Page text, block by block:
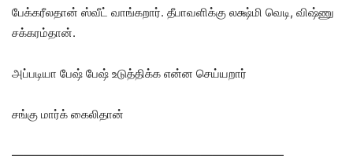
பேக்கரீலதான் ஸ்வீட் வாங்கறார். தீபாவளிக்கு லக்ஷ்மி வெடி, விஷ்ணு
சக்கரம்தான்.
அப்படியா பேஷ் பேஷ் உடுத்திக்க என்ன செய்யறார்
சங்கு மார்க் கைலிதான்
———————————————————————